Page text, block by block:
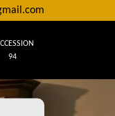
94